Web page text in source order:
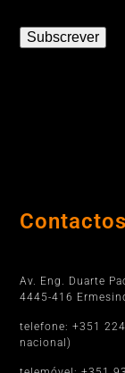
Subscrever
Contactos
Av. Eng. Duarte
4445-416
telefone: +351
nacional)